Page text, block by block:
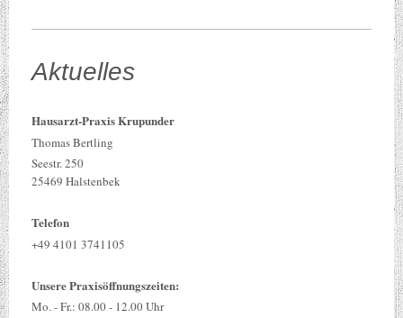
Aktuelles
Hausarzt-Praxis Krupunder
Thomas Bertling
Seestr. 250
25469 Halstenbek
Telefon
+49 4101 3741105
Unsere Praxisöffnungszeiten:
Mo. - Fr.: 08.00 - 12.00 Uhr